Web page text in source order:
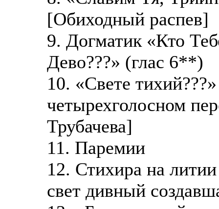
[Обиходный распев]
9. Догматик «Кто
Дево???» (глас 6**)
10. «Свете
четырехголосном
Трубачева]
11. Паремии
12. Стихира на
свет дивный